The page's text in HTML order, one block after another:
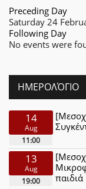
Preceding Day
Saturday 24
Following Day
No events were
ΗΜΕΡΟΛΌΓΙΟ
14
Aug
11:00
13
Aug
19:00
παιδιά